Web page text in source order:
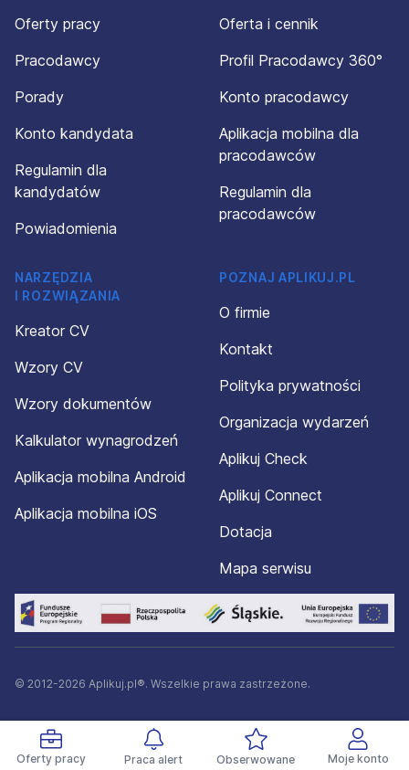
Oferty pracy Praca alert Obserwowane Moje konto
Oferty pracy
Pracodawcy
Porady
Konto kandydata
Regulamin dla
kandydatów
Powiadomienia
Oferta i cennik
Profil Pracodawcy 360°
Konto pracodawcy
Aplikacja mobilna dla
pracodawców
Regulamin dla
pracodawców
NARZĘDZIA
I ROZWIĄZANIA
Kreator CV
Wzory CV
Wzory dokumentów
Kalkulator wynagrodzeń
Aplikacja mobilna Android
Aplikacja mobilna iOS
POZNAJ APLIKUJ.PL
O firmie
Kontakt
Polityka prywatności
Organizacja wydarzeń
Aplikuj Check
Aplikuj Connect
Dotacja
Mapa serwisu
© 2012-2026 Aplikuj.pl®. Wszelkie prawa zastrzeżone.